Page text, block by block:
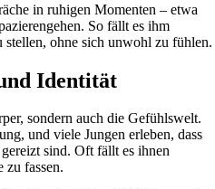
in ruhigen Momenten – etwa
So fällt es ihm
stellen, ohne sich unwohl zu fühlen.
Identität
sondern auch die Gefühlswelt.
und viele Jungen erleben, dass
sind. Oft fällt es ihnen
zu fassen.